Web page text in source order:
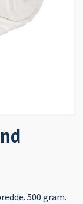
500 gram.